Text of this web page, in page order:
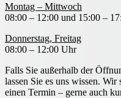
Montag – Mittwoch
08:00 – 12:00 und 15:00 –
Donnerstag, Freitag
08:00 – 12:00 Uhr
Falls Sie außerhalb der
lassen Sie es uns wissen.
einen Termin – gerne auch